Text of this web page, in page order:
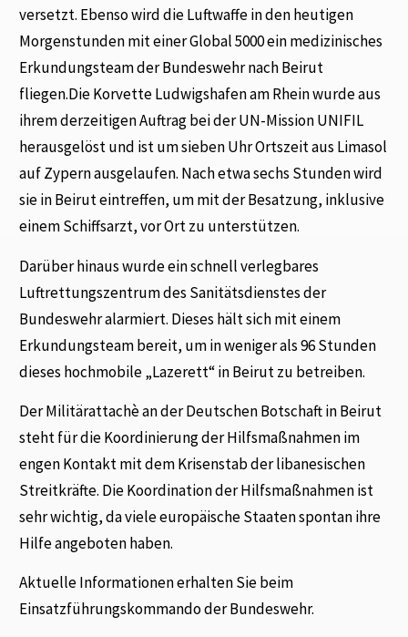
versetzt. Ebenso wird die Luftwaffe in den heutigen
Morgenstunden mit einer Global 5000 ein medizinisches
Erkundungsteam der Bundeswehr nach Beirut
fliegen.Die Korvette Ludwigshafen am Rhein wurde aus
ihrem derzeitigen Auftrag bei der UN-Mission UNIFIL
herausgelöst und ist um sieben Uhr Ortszeit aus Limasol
auf Zypern ausgelaufen. Nach etwa sechs Stunden wird
sie in Beirut eintreffen, um mit der Besatzung, inklusive
einem Schiffsarzt, vor Ort zu unterstützen.
Darüber hinaus wurde ein schnell verlegbares
Luftrettungszentrum des Sanitätsdienstes der
Bundeswehr alarmiert. Dieses hält sich mit einem
Erkundungsteam bereit, um in weniger als 96 Stunden
dieses hochmobile „Lazerett“ in Beirut zu betreiben.
Der Militärattachè an der Deutschen Botschaft in Beirut
steht für die Koordinierung der Hilfsmaßnahmen im
engen Kontakt mit dem Krisenstab der libanesischen
Streitkräfte. Die Koordination der Hilfsmaßnahmen ist
sehr wichtig, da viele europäische Staaten spontan ihre
Hilfe angeboten haben.
Aktuelle Informationen erhalten Sie beim
Einsatzführungskommando der Bundeswehr.